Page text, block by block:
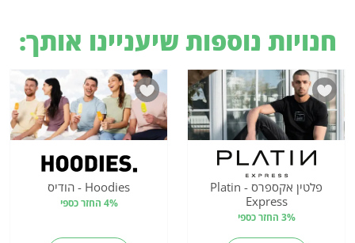
חנויות נוספות שיעניינו אותך:
פלטין אקספרס - Platin
Express
3% החזר כספי
Hoodies - הודיס
4% החזר כספי